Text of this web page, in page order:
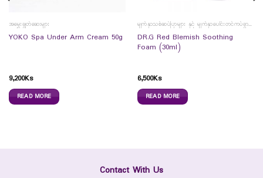
အမွှေးချွတ်ဆေးများ
YOKO Spa Under Arm Cream 50g
9,200Ks
READ MORE
မျက်နှာသစ်ဆပ်ပြာများ နှင့် မျက်နှာပေါင်းတင်ကပ်ခွာများ
DR.G Red Blemish Soothing
Foam (30ml)
6,500Ks
READ MORE
Contact With Us